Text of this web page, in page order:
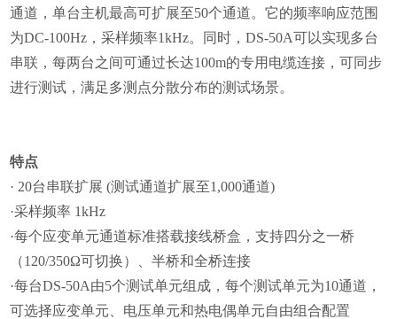
通道，单台主机最高可扩展至50个通道。它的频率响应范围
为DC-100Hz ，采样频率1kHz。同时，DS-50A可以实现多台
串联，每两台之间可通过长达100m的专用电缆连接，可同步
进行测试，满足多测点分散分布的测试场景。
特点
· 20台串联扩展 (测试通道扩展至1,000通道)
·采样频率 1kHz
·每个应变单元通道标准搭载接线桥盒，支持四分之一桥
（120/350Ω可切换）、半桥和全桥连接
·每台DS-50A由5个测试单元组成，每个测试单元为10通道，
可选择应变单元、电压单元和热电偶单元自由组合配置